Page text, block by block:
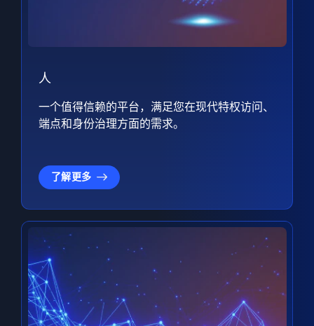
人
一个值得信赖的平台，满足您在现代特权访问、
端点和身份治理方面的需求。
了解更多